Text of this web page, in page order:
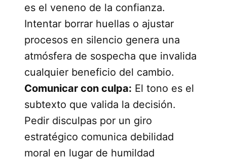
es el veneno de la confianza.
Intentar borrar huellas o ajustar
procesos en silencio genera una
atmósfera de sospecha que invalida
cualquier beneficio del cambio.
Comunicar con culpa: El tono es el
subtexto que valida la decisión.
Pedir disculpas por un giro
estratégico comunica debilidad
moral en lugar de humildad